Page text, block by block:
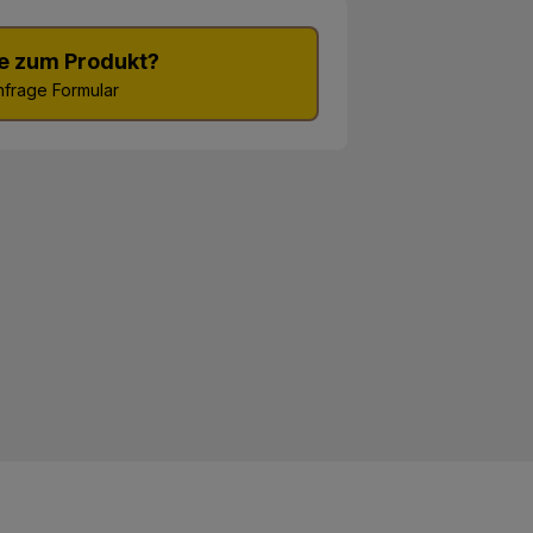
zum Produkt?
Formular